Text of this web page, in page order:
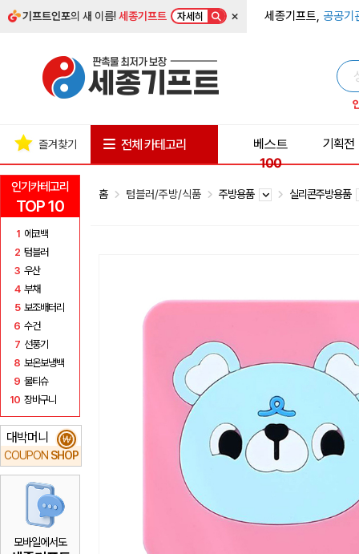
기프트인포의 새 이름!세종기프트 자세히 × 세종기프트, 공공기
인기카테고리
TOP 10
1 에코백
2 텀블러
3 우산
4 부채
5 보조배터리
6 수건
7 선풍기
8 보온보냉백
9 물티슈
10 장바구니
대박머니
COUPON SHOP
₩
모바일에서도
즐겨찾기 전체 카테고리
베스트
100
기획전
홈 텀블러/주방/식품 주방용품 실리콘주방용품